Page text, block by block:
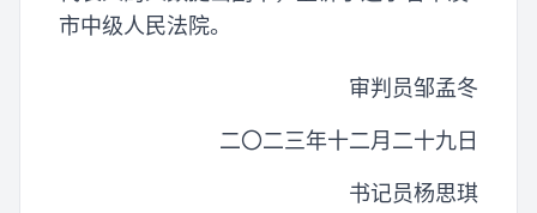
市中级人民法院。
审判员邹孟冬
二〇二三年十二月二十九日
书记员杨思琪